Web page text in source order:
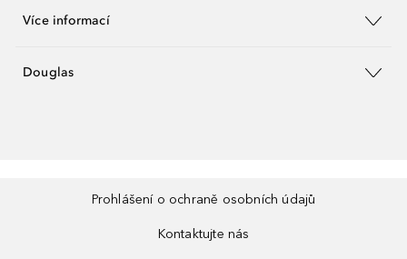
Více informací
Douglas
Prohlášení o ochraně osobních údajů
Kontaktujte nás